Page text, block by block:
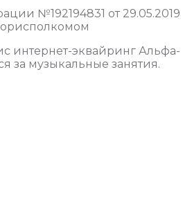
№192194831 от 29.05.2019
интернет-эквайринг Альфа-
за музыкальные занятия.